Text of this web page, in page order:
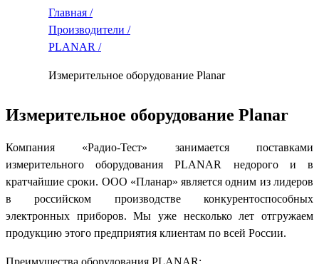
Главная /
Производители /
PLANAR /
Измерительное оборудование Planar
Измерительное оборудование Planar
Компания «Радио-Тест» занимается поставками
измерительного оборудования PLANAR недорого и в
кратчайшие сроки. ООО «Планар» является одним из лидеров
в российском производстве конкурентоспособных
электронных приборов. Мы уже несколько лет отгружаем
продукцию этого предприятия клиентам по всей России.